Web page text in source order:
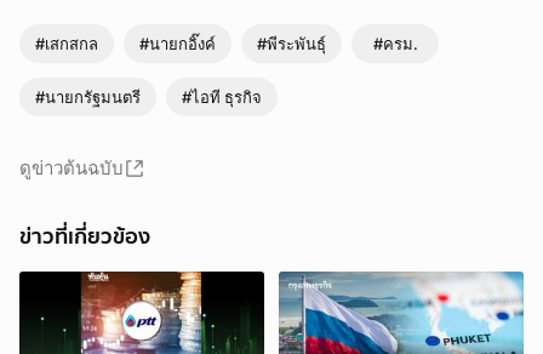
#เสกสกล #นายกอิ๊งค์ #พีระพันธุ์ #ครม.
#นายกรัฐมนตรี #ไอที ธุรกิจ
ดูข่าวต้นฉบับ
ข่าวที่เกี่ยวข้อง